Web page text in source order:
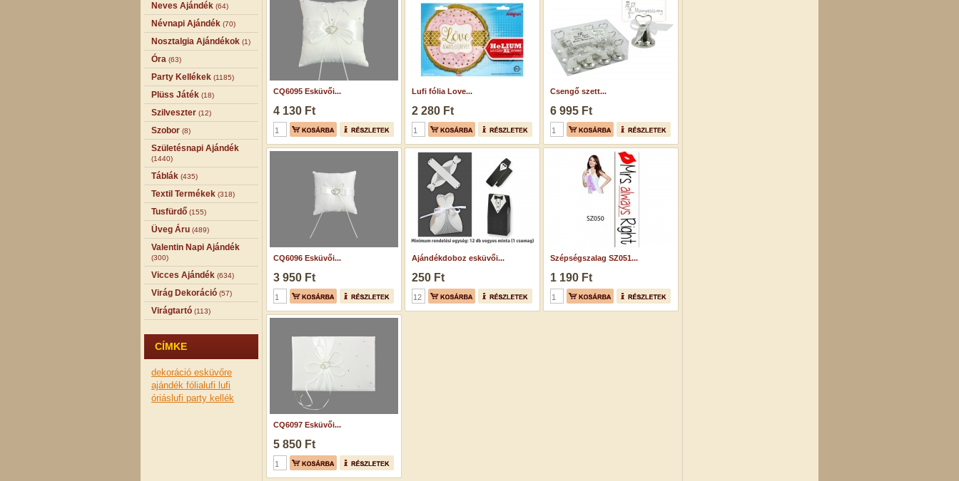
Neves Ajándék (64)
Névnapi Ajándék (70)
Nosztalgia Ajándékok (1)
Óra (63)
Party Kellékek (1185)
Plüss Játék (18)
Szilveszter (12)
Szobor (8)
Születésnapi Ajándék
(1440)
Táblák (435)
Textil Termékek (318)
Tusfürdő (155)
Üveg Áru (489)
Valentin Napi Ajándék
(300)
Vicces Ajándék (634)
Virág Dekoráció (57)
Virágtartó (113)
CÍMKE
dekoráció esküvőre
ajándék fólialufi lufi
óriáslufi party kellék
CQ6095 Esküvői...
4 130 Ft
Lufi fólia Love...
2 280 Ft
Csengő szett...
6 995 Ft
CQ6096 Esküvői...
3 950 Ft
Ajándékdoboz esküvői...
250 Ft
Szépségszalag SZ051...
1 190 Ft
CQ6097 Esküvői...
5 850 Ft